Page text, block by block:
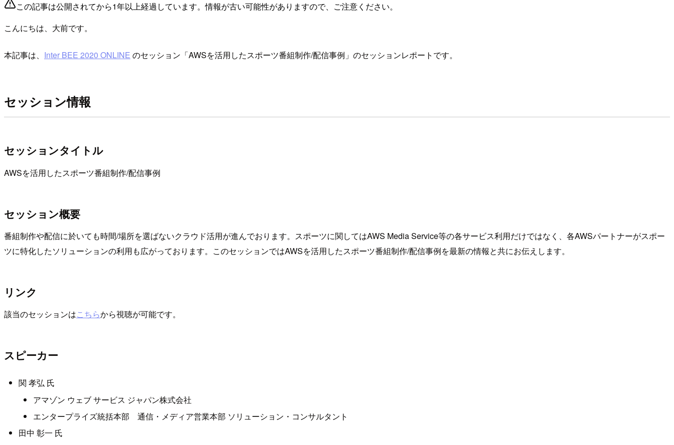
この記事は公開されてから1年以上経過しています。情報が古い可能性がありますので、ご注意ください。
こんにちは、大前です。
本記事は、 Inter BEE 2020 ONLINE のセッション「AWSを活用したスポーツ番組制作/配信事例」のセッションレポートです。
セッション情報
セッションタイトル
AWSを活用したスポーツ番組制作/配信事例
セッション概要
番組制作や配信に於いても時間/場所を選ばないクラウド活用が進んでおります。スポーツに関してはAWS Media Service等の各サービス利用だけではなく、各AWSパートナーがスポー
ツに特化したソリューションの利用も広がっております。このセッションではAWSを活用したスポーツ番組制作/配信事例を最新の情報と共にお伝えします。
リンク
該当のセッションはこちらから視聴が可能です。
スピーカー
関 孝弘 氏
アマゾン ウェブ サービス ジャパン株式会社
エンタープライズ統括本部 通信・メディア営業本部 ソリューション・コンサルタント
田中 彰一 氏